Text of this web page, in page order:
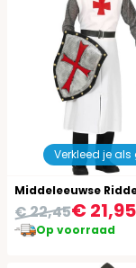
Verkleed je als
€ 21,95
€ 22,45
Op voorraad